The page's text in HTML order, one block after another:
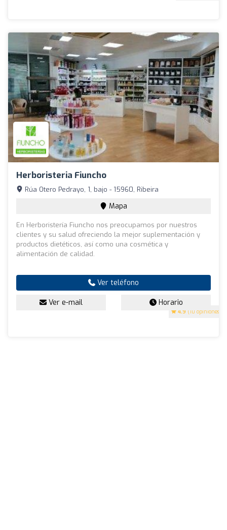
Herboristeria Fiuncho
4.9 (10 opiniones)
Rúa Otero Pedrayo, 1, bajo - 15960, Ribeira
Mapa
En Herboristería Fiuncho nos preocupamos por nuestros
clientes y su salud ofreciendo la mejor suplementación y
productos dietéticos, así como una cosmética y
alimentación de calidad.
Ver teléfono
Ver e-mail Horario